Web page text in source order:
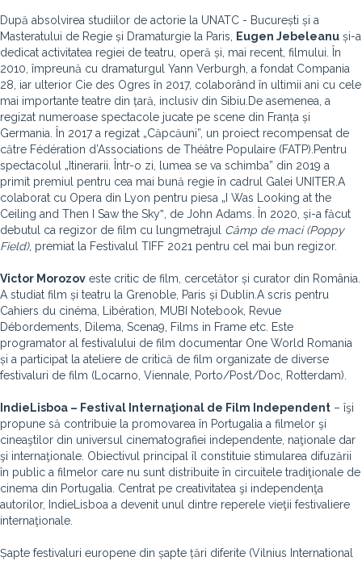
După absolvirea studiilor de actorie la UNATC - București și a
Masteratului de Regie și Dramaturgie la Paris,
Eugen Jebeleanu și-a
dedicat activitatea regiei de teatru, operă și, mai recent, filmului. În
2010, împreună cu dramaturgul Yann Verburgh, a fondat Compania
28, iar ulterior Cie des Ogres în 2017, colaborând în ultimii ani cu cele
mai importante teatre din țară, inclusiv din Sibiu.De asemenea, a
regizat numeroase spectacole jucate pe scene din Franța și
Germania. În 2017 a regizat „Căpcăuni”, un proiect recompensat de
către Fédération d’Associations de Théâtre Populaire (FATP).Pentru
spectacolul „Itinerarii. Într-o zi, lumea se va schimba” din 2019 a
primit premiul pentru cea mai bună regie în cadrul Galei UNITER.A
colaborat cu Opera din Lyon pentru piesa „I Was Looking at the
Ceiling and Then I Saw the Skyˮ, de John Adams. În 2020, și-a făcut
debutul ca regizor de film cu lungmetrajul Câmp de maci (Poppy
Field), premiat la Festivalul TIFF 2021 pentru cel mai bun regizor.
Victor Morozov este critic de film, cercetător și curator din România.
A studiat film și teatru la Grenoble, Paris și Dublin.A scris pentru
Cahiers du cinéma, Libération, MUBI Notebook, Revue
Débordements, Dilema, Scena9, Films in Frame etc. Este
programator al festivalului de film documentar One World Romania
și a participat la ateliere de critică de film organizate de diverse
festivaluri de film (Locarno, Viennale, Porto/Post/Doc, Rotterdam).
IndieLisboa – Festival Internaţional de Film Independent – îşi
propune să contribuie la promovarea în Portugalia a filmelor şi
cineaştilor din universul cinematografiei independente, naţionale dar
şi internaţionale. Obiectivul principal îl constituie stimularea difuzării
în public a filmelor care nu sunt distribuite în circuitele tradiţionale de
cinema din Portugalia. Centrat pe creativitatea şi independenţa
autorilor, IndieLisboa a devenit unul dintre reperele vieţii festivaliere
internaţionale.
Șapte festivaluri europene din șapte țări diferite (Vilnius International